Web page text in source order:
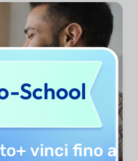
School
+ vinci fino a